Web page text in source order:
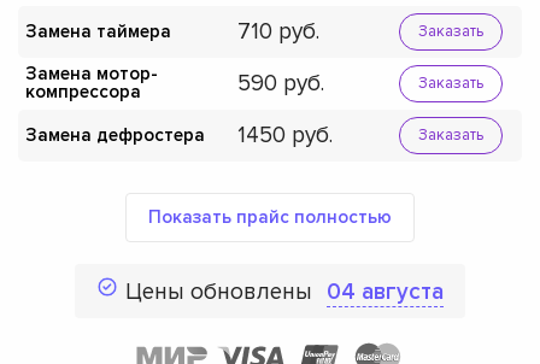
Замена таймера 710 Заказать
Замена мотор-
компрессора
590 Заказать
Замена дефростера 1450 Заказать
Показать прайс полностью
Цены обновлены 04 августа